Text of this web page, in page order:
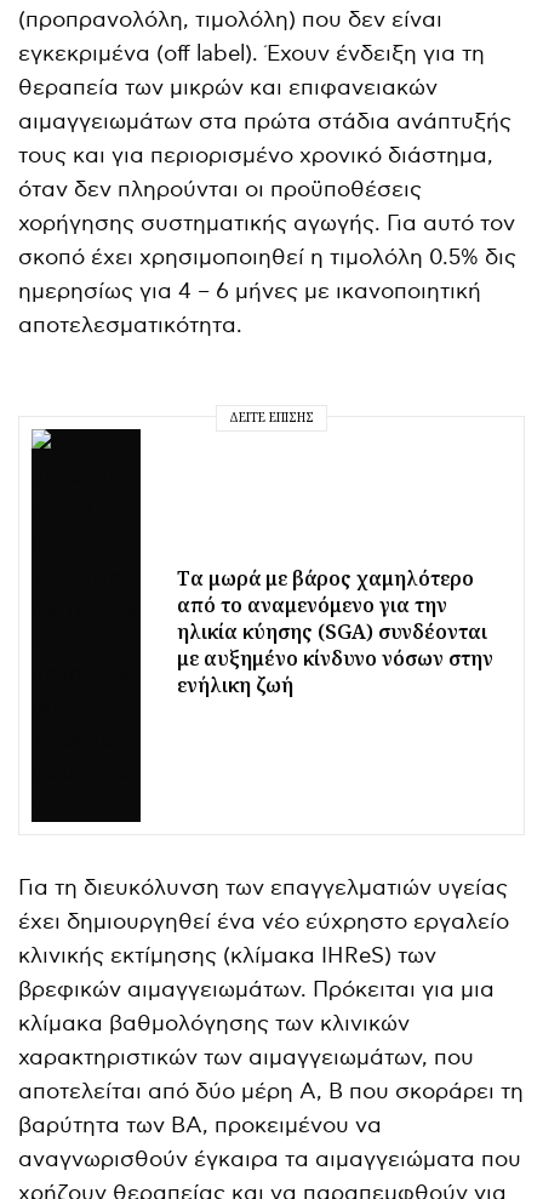
(προπρανολόλη, τιμολόλη) που δεν είναι
εγκεκριμένα (off label). Έχουν ένδειξη για τη
θεραπεία των μικρών και επιφανειακών
αιμαγγειωμάτων στα πρώτα στάδια ανάπτυξής
τους και για περιορισμένο χρονικό διάστημα,
όταν δεν πληρούνται οι προϋποθέσεις
χορήγησης συστηματικής αγωγής. Για αυτό τον
σκοπό έχει χρησιμοποιηθεί η τιμολόλη 0.5% δις
ημερησίως για 4 – 6 μήνες με ικανοποιητική
αποτελεσματικότητα.
ΔΕΊΤΕ ΕΠΊΣΗΣ
Tα μωρά με βάρος χαμηλότερο
από το αναμενόμενο για την
ηλικία κύησης (SGA) συνδέονται
με αυξημένο κίνδυνο νόσων στην
ενήλικη ζωή
Για τη διευκόλυνση των επαγγελματιών υγείας
έχει δημιουργηθεί ένα νέο εύχρηστο εργαλείο
κλινικής εκτίμησης (κλίμακα IHReS) των
βρεφικών αιμαγγειωμάτων. Πρόκειται για μια
κλίμακα βαθμολόγησης των κλινικών
χαρακτηριστικών των αιμαγγειωμάτων, που
αποτελείται από δύο μέρη Α, Β που σκοράρει τη
βαρύτητα των ΒΑ, προκειμένου να
αναγνωρισθούν έγκαιρα τα αιμαγγειώματα που
χρήζουν θεραπείας και να παραπεμφθούν για